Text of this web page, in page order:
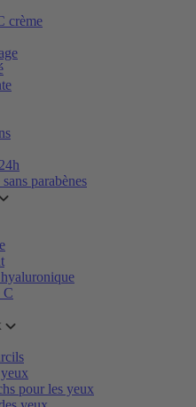
crème
parabènes
C
pour les yeux